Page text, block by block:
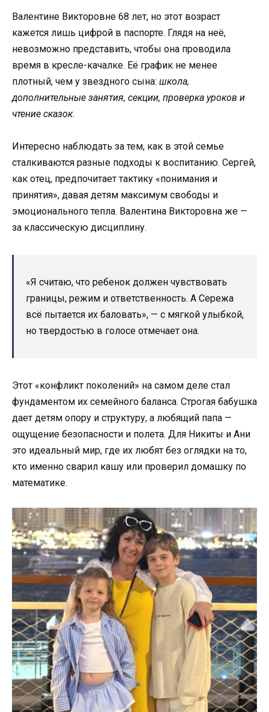
Валентине Викторовне 68 лет, но этот возраст
кажется лишь цифрой в паспорте. Глядя на неё,
невозможно представить, чтобы она проводила
время в кресле-качалке. Её график не менее
плотный, чем у звездного сына: школа,
дополнительные занятия, секции, проверка уроков и
чтение сказок.
Интересно наблюдать за тем, как в этой семье
сталкиваются разные подходы к воспитанию. Сергей,
как отец, предпочитает тактику «понимания и
принятия», давая детям максимум свободы и
эмоционального тепла. Валентина Викторовна же —
за классическую дисциплину.
«Я считаю, что ребенок должен чувствовать
границы, режим и ответственность. А Сережа
всё пытается их баловать», — с мягкой улыбкой,
но твердостью в голосе отмечает она.
Этот «конфликт поколений» на самом деле стал
фундаментом их семейного баланса. Строгая бабушка
дает детям опору и структуру, а любящий папа —
ощущение безопасности и полета. Для Никиты и Ани
это идеальный мир, где их любят без оглядки на то,
кто именно сварил кашу или проверил домашку по
математике.